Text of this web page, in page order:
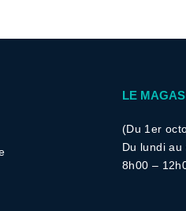
LE
(Du 1er
Du lundi au
8h00 –